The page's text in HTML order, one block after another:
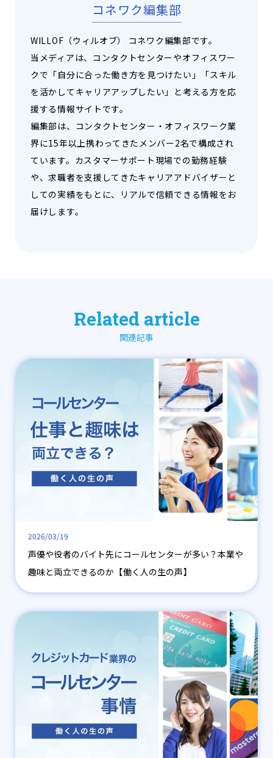
コネワク編集部
WILLOF（ウィルオブ） コネワク編集部です。
当メディアは、コンタクトセンターやオフィスワー
クで「自分に合った働き方を見つけたい」「スキル
を活かしてキャリアアップしたい」と考える方を応
援する情報サイトです。
編集部は、コンタクトセンター・オフィスワーク業
界に15年以上携わってきたメンバー2名で構成され
ています。カスタマーサポート現場での勤務経験
や、求職者を支援してきたキャリアアドバイザーと
しての実績をもとに、リアルで信頼できる情報をお
届けします。
Related article
関連記事
2026/03/19
声優や役者のバイト先にコールセンターが多い？本業や
趣味と両立できるのか【働く人の生の声】